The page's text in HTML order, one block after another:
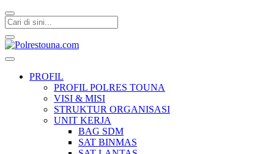
PROFIL
PROFIL POLRES TOUNA
VISI & MISI
STRUKTUR ORGANISASI
UNIT KERJA
BAG SDM
SAT BINMAS